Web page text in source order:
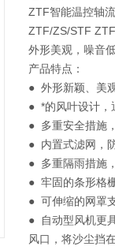
ZTF智能温控轴
ZTF/ZS/STF
外形美观，噪音
产品特点：
● 外形新颖、美
● *的风叶设计，
● 多重安全措施
● 内置式滤网，
● 多重隔雨措施
● 牢固的条形格
● 可伸缩的网罩
● 自动型风机更
风口，将沙尘挡